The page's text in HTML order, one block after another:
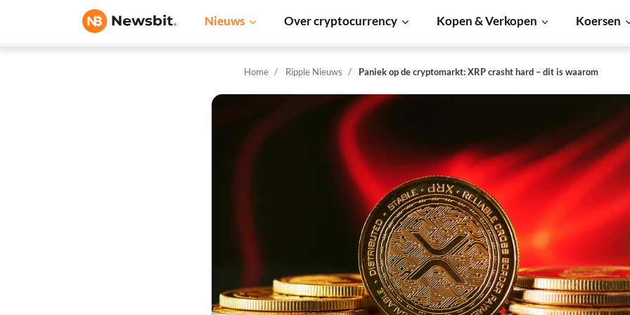
Nieuws Over cryptocurrency Kopen & Verkopen Koersen
Home Ripple Nieuws Paniek op de cryptomarkt: XRP crasht hard – dit is waarom